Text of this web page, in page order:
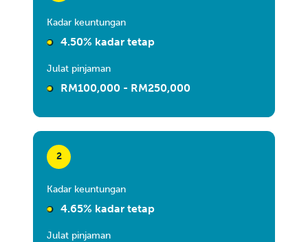
Kadar keuntungan
4.50% kadar tetap
Julat pinjaman
RM100,000 - RM250,000
2
Kadar keuntungan
4.65% kadar tetap
Julat pinjaman